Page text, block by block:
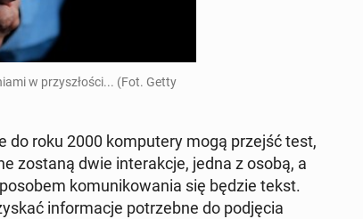
w przy­szło­ści... (Fot. Getty
do roku 2000 kom­pu­te­ry mogą przejść test,
zostaną dwie in­te­rak­cje, jedna z osobą, a
ko­mu­ni­ko­wa­nia się będzie tekst.
in­for­ma­cje po­trzeb­ne do pod­ję­cia